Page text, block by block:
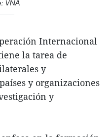
VNA
Internacional
la tarea de
y
y organizaciones
y